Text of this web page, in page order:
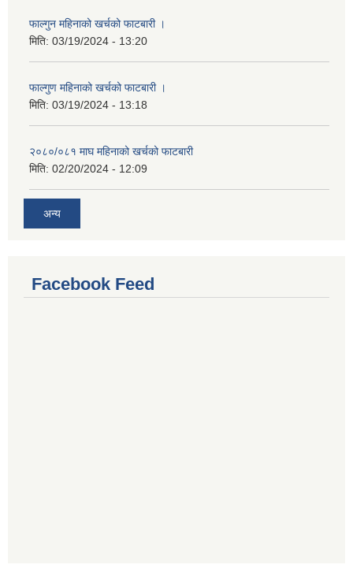
फाल्गुन महिनाको खर्चको फाटबारी ।
मिति: 03/19/2024 - 13:20
फाल्गुण महिनाको खर्चको फाटबारी ।
मिति: 03/19/2024 - 13:18
२०८०/०८१ माघ महिनाको खर्चको फाटबारी
मिति: 02/20/2024 - 12:09
अन्य
Facebook Feed